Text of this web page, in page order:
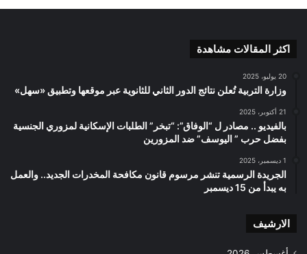
اكثر المقالات مشاهدة
20 يوليو، 2025
وزارة التربية تُعلن نتائج الدور الثاني للثانوية عبر موقعها وتطبيق «سهل»
21 أكتوبر، 2025
بالفيديو .. مصادر ل “الوفاق”: “تبخر” الطلبات الإسكانية لمزوري الجنسية
بفضل حرب ” اليوسف” ضد المزورين
1 ديسمبر، 2025
الجريدة الرسمية تنشر مرسوم قانون مكافحة المخدرات الجديد.. والعمل
به يبدأ من 15 ديسمبر
الارشيف